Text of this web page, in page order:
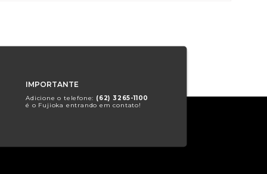
IMPORTANTE
Adicione o telefone: (62) 3265-1100
é o Fujioka entrando em contato!